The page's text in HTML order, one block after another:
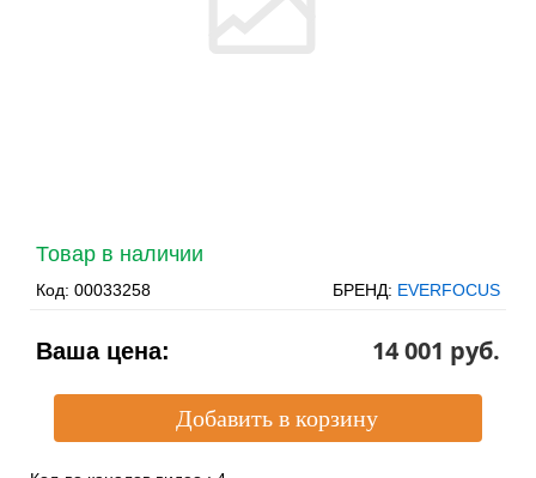
Товар в наличии
Код: 00033258 БРЕНД: EVERFOCUS
Ваша цена: 14 001 pуб.